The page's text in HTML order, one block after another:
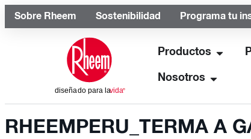
Sobre Rheem Sostenibilidad Programa tu
Productos
Nosotros
RHEEMPERU_TERMA A